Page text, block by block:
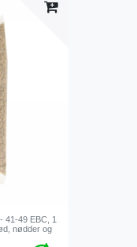
41-49 EBC, 1
nødder og